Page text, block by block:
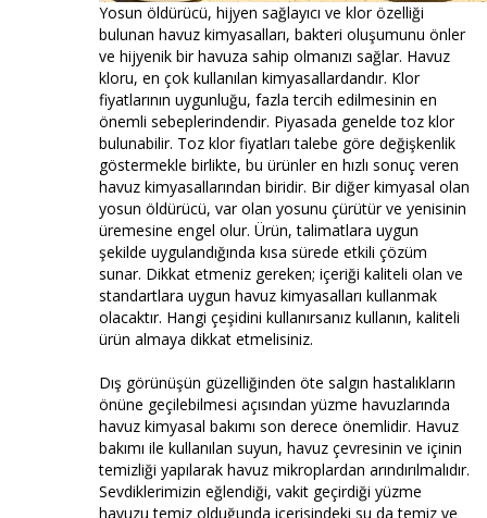
Yosun öldürücü, hijyen sağlayıcı ve klor özelliği
bulunan havuz kimyasalları, bakteri oluşumunu önler
ve hijyenik bir havuza sahip olmanızı sağlar. Havuz
kloru, en çok kullanılan kimyasallardandır. Klor
fiyatlarının uygunluğu, fazla tercih edilmesinin en
önemli sebeplerindendir. Piyasada genelde toz klor
bulunabilir. Toz klor fiyatları talebe göre değişkenlik
göstermekle birlikte, bu ürünler en hızlı sonuç veren
havuz kimyasallarından biridir. Bir diğer kimyasal olan
yosun öldürücü, var olan yosunu çürütür ve yenisinin
üremesine engel olur. Ürün, talimatlara uygun
şekilde uygulandığında kısa sürede etkili çözüm
sunar. Dikkat etmeniz gereken; içeriği kaliteli olan ve
standartlara uygun havuz kimyasalları kullanmak
olacaktır. Hangi çeşidini kullanırsanız kullanın, kaliteli
ürün almaya dikkat etmelisiniz.
Dış görünüşün güzelliğinden öte salgın hastalıkların
önüne geçilebilmesi açısından yüzme havuzlarında
havuz kimyasal bakımı son derece önemlidir. Havuz
bakımı ile kullanılan suyun, havuz çevresinin ve içinin
temizliği yapılarak havuz mikroplardan arındırılmalıdır.
Sevdiklerimizin eğlendiği, vakit geçirdiği yüzme
havuzu temiz olduğunda içerisindeki su da temiz ve